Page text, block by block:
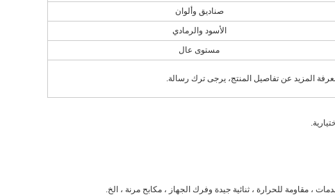
صناديق وألوان
الأسود والرمادي
مستوى عال
المزيد عن تفاصيل المنتج، يرجى ترك رسالة.
، مقاومة للحرارة ، ثنائية جيدة وفرك الجهاز ، مكابح مرنة ، الخ.